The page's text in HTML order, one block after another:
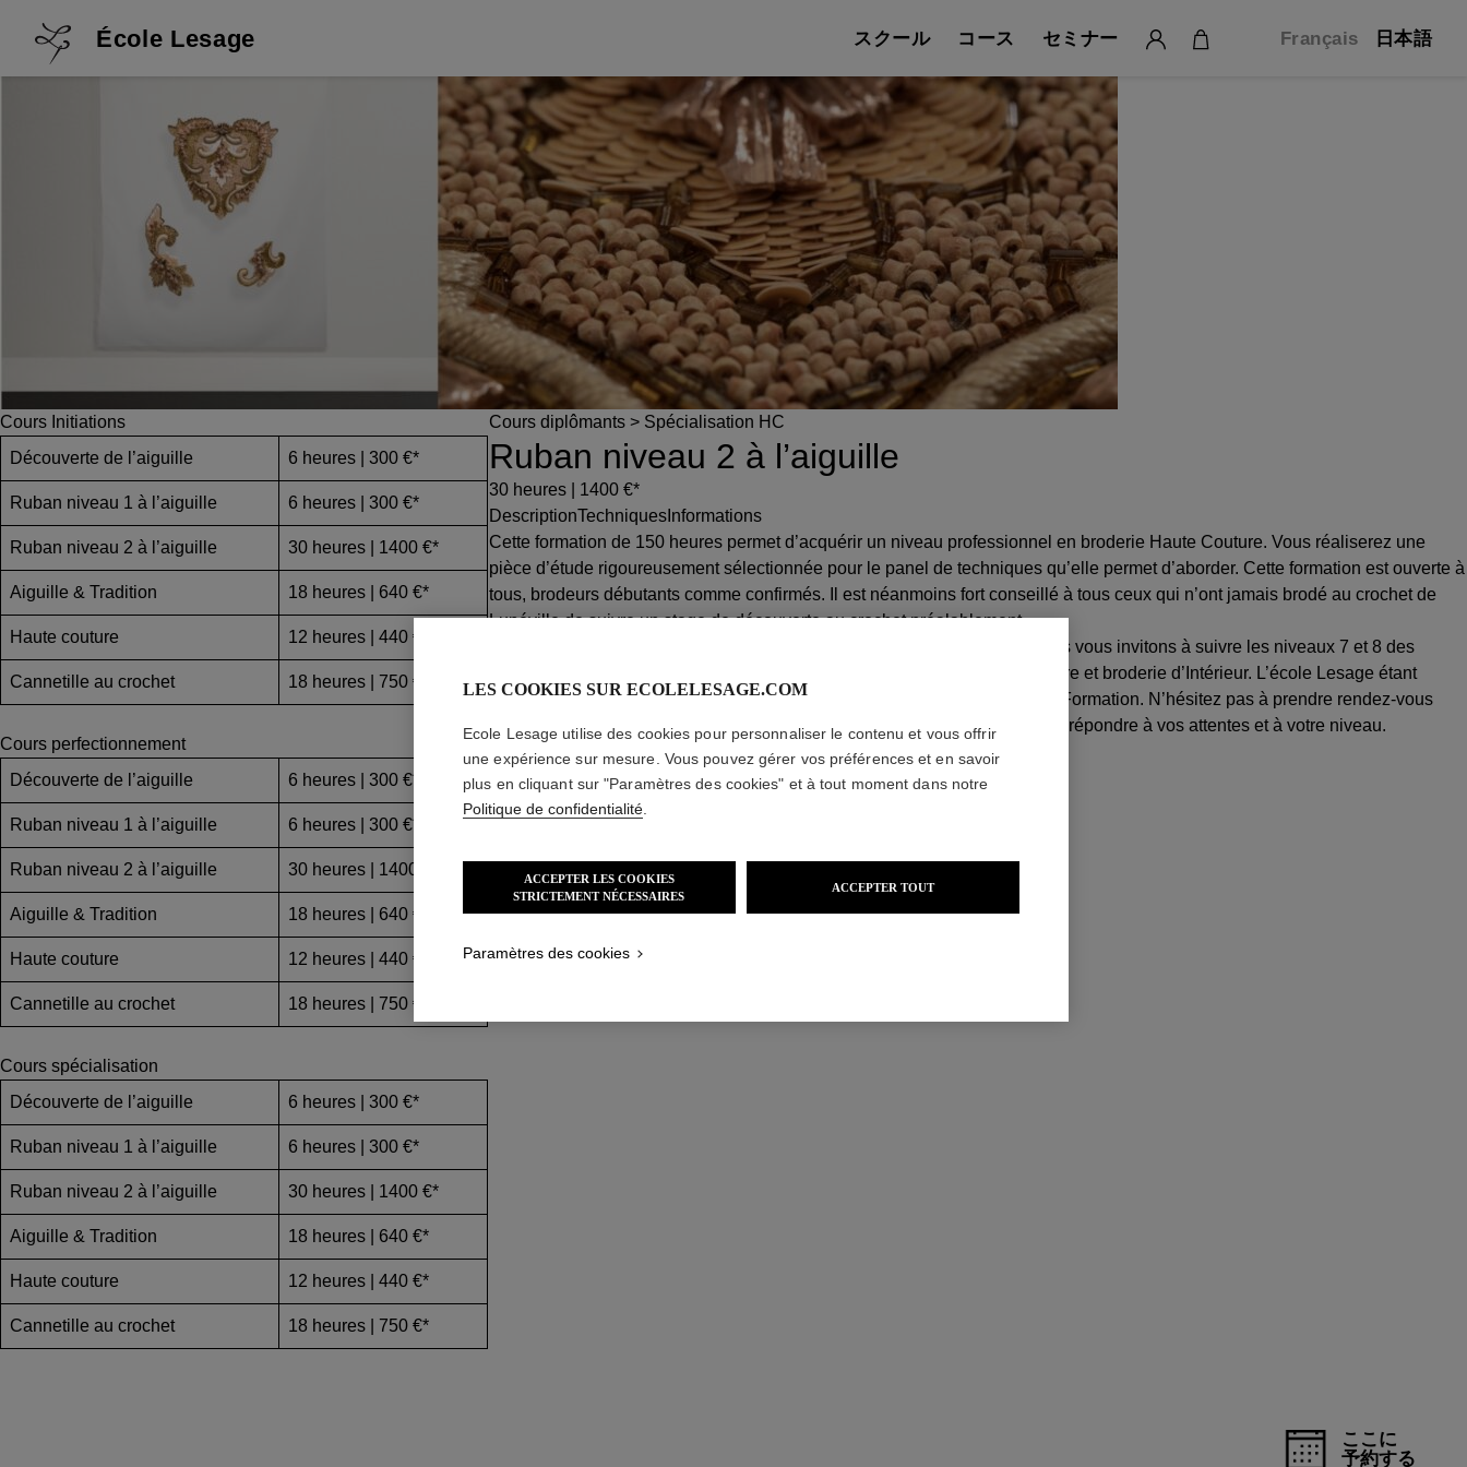
École Lesage スクール コース セミナー Français 日本語
ここに
予約する
Cours Initiations
Découverte de l’aiguille
6 heures | 300 €*
Ruban niveau 1 à l’aiguille 6 heures | 300 €*
Ruban niveau 2 à l’aiguille 30 heures | 1400 €*
Aiguille & Tradition 18 heures | 640 €*
Haute couture 12 heures | 440 €*
Cannetille au crochet 18 heures | 750 €*
Cours perfectionnement
Découverte de l’aiguille
6 heures | 300 €*
Ruban niveau 1 à l’aiguille 6 heures | 300 €*
Ruban niveau 2 à l’aiguille 30 heures | 1400 €*
Aiguille & Tradition 18 heures | 640 €*
Haute couture 12 heures | 440 €*
Cannetille au crochet 18 heures | 750 €*
Cours spécialisation
Découverte de l’aiguille
6 heures | 300 €*
Ruban niveau 1 à l’aiguille 6 heures | 300 €*
Ruban niveau 2 à l’aiguille 30 heures | 1400 €*
Aiguille & Tradition 18 heures | 640 €*
Haute couture 12 heures | 440 €*
Cannetille au crochet 18 heures | 750 €*
Cours diplômants > Spécialisation HC
Ruban niveau 2 à l’aiguille
30 heures | 1400 €*
DescriptionTechniquesInformations
Cette formation de 150 heures permet d’acquérir un niveau professionnel en broderie Haute Couture. Vous réaliserez une
pièce d’étude rigoureusement sélectionnée pour le panel de techniques qu’elle permet d’aborder. Cette formation est ouverte à
tous, brodeurs débutants comme confirmés. Il est néanmoins fort conseillé à tous ceux qui n’ont jamais brodé au crochet de
Lunéville de suivre un stage de découverte au crochet préalablement.
Pour une maîtrise complète de toutes les techniques de broderie d’art, nous vous invitons à suivre les niveaux 7 et 8 des
stages de perfectionnement après nos formations en broderie Haute Couture et broderie d’Intérieur. L’école Lesage étant
agréée, elles peuvent être suivies dans le cadre d’un Congé Individuel de Formation. N’hésitez pas à prendre rendez-vous
pour que nous déterminions ensemble quelles formations sauront le mieux répondre à vos attentes et à votre niveau.
* Prix net de TVA
LES COOKIES SUR ECOLELESAGE.COM
Ecole Lesage utilise des cookies pour personnaliser le contenu et vous offrir
une expérience sur mesure. Vous pouvez gérer vos préférences et en savoir
plus en cliquant sur "Paramètres des cookies" et à tout moment dans notre
Politique de confidentialité
ACCEPTER LES COOKIES
STRICTEMENT NÉCESSAIRES
ACCEPTER TOUT
Paramètres des cookies